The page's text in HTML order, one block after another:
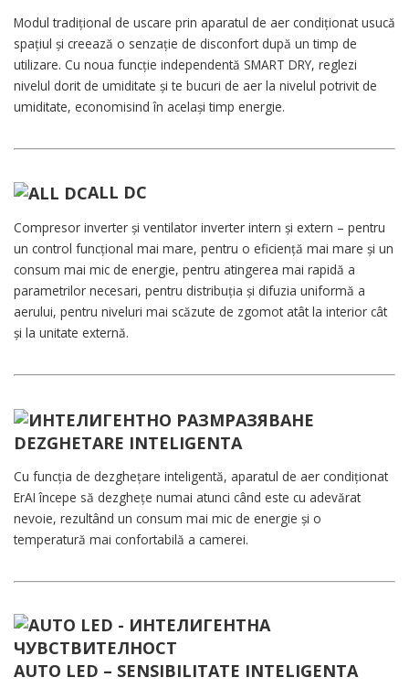
Modul tradițional de uscare prin aparatul de aer condiționat usucă
spațiul și creează o senzație de disconfort după un timp de
utilizare. Cu noua funcție independentă SMART DRY, reglezi
nivelul dorit de umiditate și te bucuri de aer la nivelul potrivit de
umiditate, economisind în același timp energie.
ALL DC
Compresor inverter și ventilator inverter intern și extern – pentru
un control funcțional mai mare, pentru o eficiență mai mare și un
consum mai mic de energie, pentru atingerea mai rapidă a
parametrilor necesari, pentru distribuția și difuzia uniformă a
aerului, pentru niveluri mai scăzute de zgomot atât la interior cât
și la unitate externă.
DEZGHETARE INTELIGENTA
Cu funcția de dezghețare inteligentă, aparatul de aer condiționat
ErAI începe să dezghețe numai atunci când este cu adevărat
nevoie, rezultând un consum mai mic de energie și o
temperatură mai confortabilă a camerei.
AUTO LED – SENSIBILITATE INTELIGENTA